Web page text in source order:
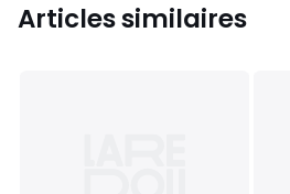
Articles similaires